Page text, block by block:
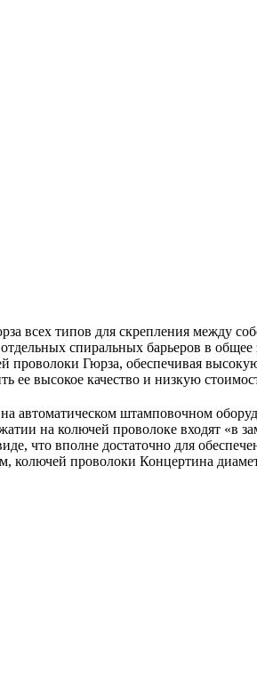
всех типов для скрепления между
спиральных барьеров в
проволоки Гюрза, обеспечивая
ее высокое качество и низкую
автоматическом штамповочном
на колючей проволоке входят «в
что вполне достаточно для
колючей проволоки Концертина